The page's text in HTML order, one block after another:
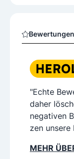
Bewertungen
"Echte
daher
negativen
zen
MEHR